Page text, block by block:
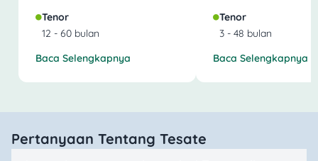
Tenor
12 - 60 bulan
Baca Selengkapnya
Tenor
3 - 48 bulan
Baca Selengkapnya
Pertanyaan Tentang Tesate